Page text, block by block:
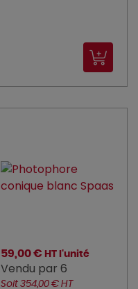
59,00 € HT l'unité
Vendu par 6
Soit 354,00 € HT